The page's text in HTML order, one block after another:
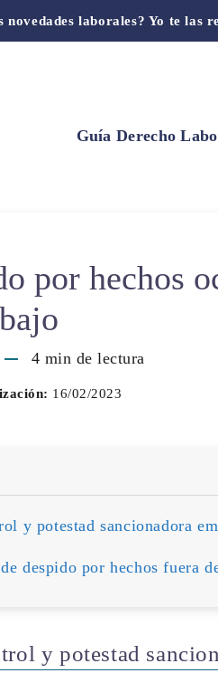
laborales? Yo te las
Guía Derecho
por hechos
4 min de lectura
16/02/2023
y potestad sancionadora
despido por hechos fuera
y potestad